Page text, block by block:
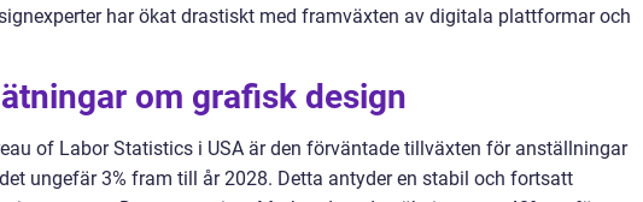
har ökat drastiskt med framväxten av digitala plattformar och
om grafisk design
of Labor Statistics i USA är den förväntade tillväxten för anställningar
ungefär 3% fram till år 2028. Detta antyder en stabil och fortsatt